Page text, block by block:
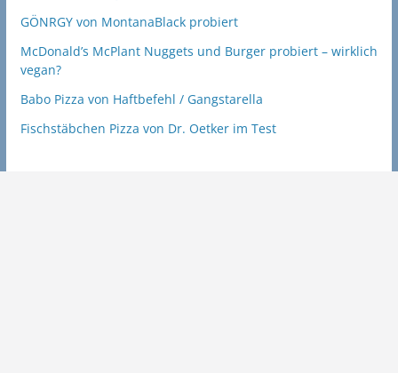
GÖNRGY von MontanaBlack probiert
McDonald’s McPlant Nuggets und Burger probiert – wirklich
vegan?
Babo Pizza von Haftbefehl / Gangstarella
Fischstäbchen Pizza von Dr. Oetker im Test